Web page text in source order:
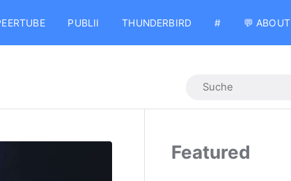
PUBLII THUNDERBIRD # 💬 ABOUT
Featured